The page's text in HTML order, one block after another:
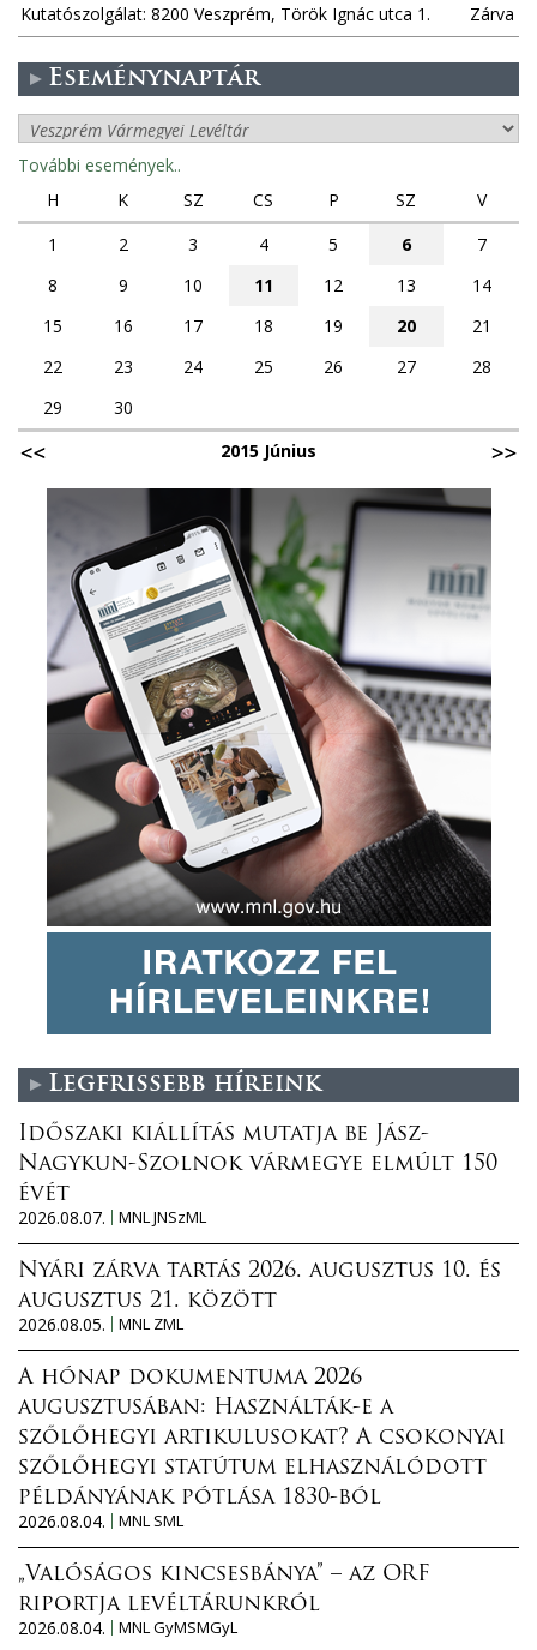
Kutatószolgálat: 8200 Veszprém, Török Ignác utca 1.
Zárva
Eseménynaptár
További események..
H
K SZ CS P SZ
V
1
2 3 4 5 6
7
8
9 10 11 12 13
14
15
16 17 18 19 20
21
22
23 24 25 26 27
28
29
30
2015 Június
Legfrissebb híreink
Időszaki kiállítás mutatja be Jász-
Nagykun-Szolnok vármegye elmúlt 150
évét
2026.08.07.
MNL JNSzML
Nyári zárva tartás 2026. augusztus 10. és
augusztus 21. között
2026.08.05.
MNL ZML
A hónap dokumentuma 2026
augusztusában: Használták-e a
szőlőhegyi artikulusokat? A csokonyai
szőlőhegyi statútum elhasználódott
példányának pótlása 1830-ból
2026.08.04.
MNL SML
„Valóságos kincsesbánya” – az ORF
riportja levéltárunkról
2026.08.04.
MNL GyMSMGyL